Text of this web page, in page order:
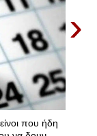
›
που ήδη